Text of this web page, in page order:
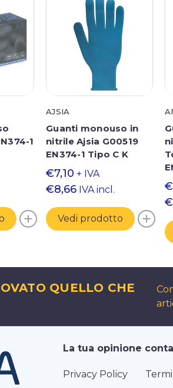
1
AJSIA
Guanti monouso in
nitrile Ajsia G00519
EN374-1 Tipo C K
€7,10 + IVA
€8,66 IVA incl.
Vedi prodotto
QUELLO CHE
La tua opinione conta
Privacy Policy